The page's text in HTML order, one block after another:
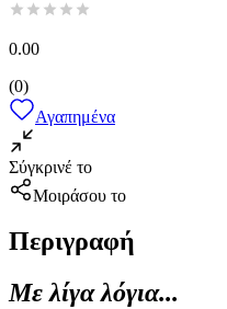
0.00
(0)
Αγαπημένα
Σύγκρινέ το
Μοιράσου το
Περιγραφή
Με λίγα λόγια...